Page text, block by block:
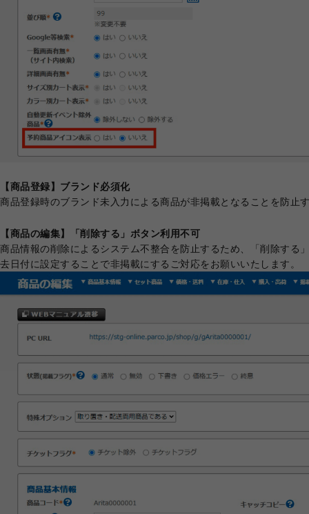
【商品登録】ブランド必須化
商品登録時のブランド未入力による商品が非掲載となることを防止
【商品の編集】「削除する」ボタン利用不可
商品情報の削除によるシステム不整合を防止するため、「削除する
去日付に設定することで非掲載にするご対応をお願いいたします。